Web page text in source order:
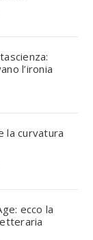
l’ironia
la curvatura
ecco la